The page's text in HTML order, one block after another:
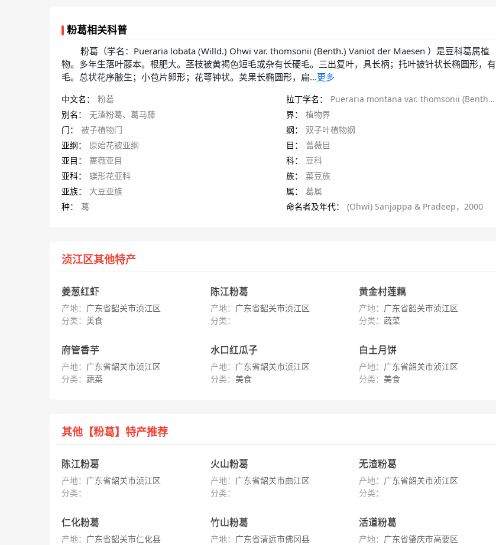
粉葛相关科普
粉葛（学名：Pueraria lobata (Willd.) Ohwi var. thomsonii (Benth.) Vaniot der Maesen ）是豆科葛属植
物。多年生落叶藤本。根肥大。茎枝被黄褐色短毛或杂有长硬毛。三出复叶，具长柄；托叶披针状长椭圆形，有
毛。总状花序腋生；小苞片卵形；花萼钟状。荚果长椭圆形，扁...更多
中文名： 粉葛 拉丁学名：
Pueraria montana var. thomsonii (Bentham) M. R. Almeida
别名：
无渣粉葛、葛马藤 界：
植物界
门：
被子植物门 纲：
双子叶植物纲
亚纲：
原始花被亚纲 目：
蔷薇目
亚目：
蔷薇亚目 科：
豆科
亚科：
蝶形花亚科 族：
菜豆族
亚族：
大豆亚族 属：
葛属
种：
葛 命名者及年代： (Ohwi) Sanjappa & Pradeep，2000
浈江区其他特产
姜葱红虾
产地： 广东省韶关市浈江区
分类： 美食
陈江粉葛
产地： 广东省韶关市浈江区
分类：
黄金村莲藕
产地： 广东省韶关市浈江区
分类：蔬菜
府管香芋
产地： 广东省韶关市浈江区
分类： 蔬菜
水口红瓜子
产地： 广东省韶关市浈江区
分类： 美食
白土月饼
产地： 广东省韶关市浈江区
分类：美食
其他【粉葛】特产推荐
陈江粉葛
产地： 广东省韶关市浈江区
分类：
火山粉葛
产地： 广东省韶关市曲江区
分类：
无渣粉葛
产地： 广东省韶关市浈江区
分类：
仁化粉葛
产地： 广东省韶关市仁化县
竹山粉葛
产地： 广东省清远市佛冈县
活道粉葛
产地： 广东省肇庆市高要区